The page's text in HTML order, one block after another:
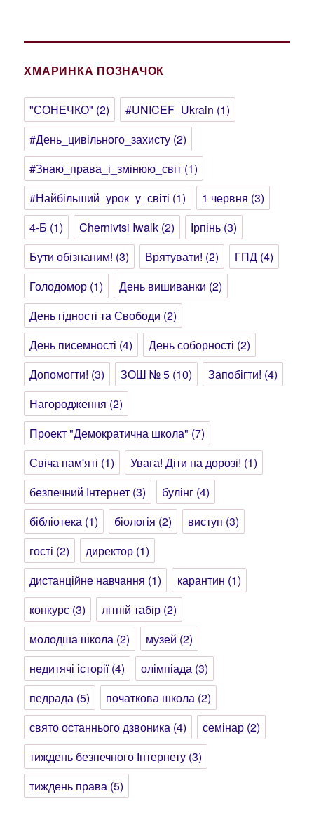
ХМАРИНКА ПОЗНАЧОК
"СОНЕЧКО" (2) #UNICEF_Ukrain (1)
#День_цивільного_захисту (2)
#Знаю_права_і_змінюю_світ (1)
#Найбільший_урок_у_світі (1) 1 червня (3)
4-Б (1) Chernivtsi Iwalk (2) Ірпінь (3)
Бути обізнаним! (3) Врятувати! (2) ГПД (4)
Голодомор (1) День вишиванки (2)
День гідності та Свободи (2)
День писемності (4) День соборності (2)
Допомогти! (3) ЗОШ № 5 (10) Запобігти! (4)
Нагородження (2)
Проект "Демократична школа" (7)
Свіча пам'яті (1) Увага! Діти на дорозі! (1)
безпечний Інтернет (3) булінг (4)
бібліотека (1) біологія (2) виступ (3)
гості (2) директор (1)
дистанційне навчання (1) карантин (1)
конкурс (3) літній табір (2)
молодша школа (2) музей (2)
недитячі історії(4) олімпіада (3)
педрада (5) початкова школа (2)
свято останнього дзвоника (4) семінар (2)
тиждень безпечного Інтернету (3)
тиждень права (5)